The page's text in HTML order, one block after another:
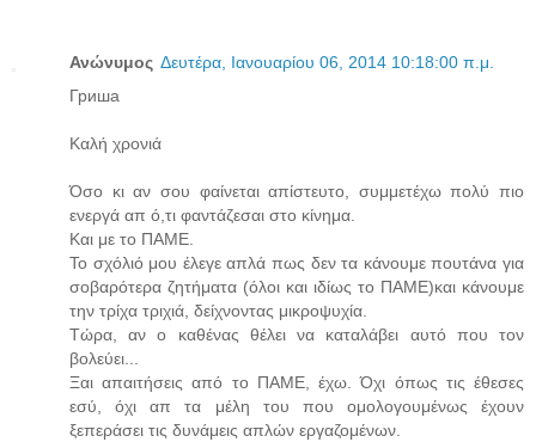
Ανώνυμος Δευτέρα, Ιανουαρίου 06, 2014 10:18:00 π.μ.
Гриша
Καλή χρονιά
Όσο κι αν σου φαίνεται απίστευτο, συμμετέχω πολύ πιο
ενεργά απ ό,τι φαντάζεσαι στο κίνημα.
Και με το ΠΑΜΕ.
Το σχόλιό μου έλεγε απλά πως δεν τα κάνουμε πουτάνα για
σοβαρότερα ζητήματα (όλοι και ιδίως το ΠΑΜΕ)και κάνουμε
την τρίχα τριχιά, δείχνοντας μικροψυχία.
Τώρα, αν ο καθένας θέλει να καταλάβει αυτό που τον
βολεύει...
Ξαι απαιτήσεις από το ΠΑΜΕ, έχω. Όχι όπως τις έθεσες
εσύ, όχι απ τα μέλη του που ομολογουμένως έχουν
ξεπεράσει τις δυνάμεις απλών εργαζομένων.